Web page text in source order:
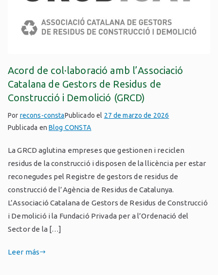
Acord de col·laboració amb l’Associació
Catalana de Gestors de Residus de
Construcció i Demolició (GRCD)
Por recons-constaPublicado el 27 de marzo de 2026
Publicada en Blog CONSTA
La GRCD aglutina empreses que gestionen i reciclen
residus de la construcció i disposen de la llicència per estar
reconegudes pel Registre de gestors de residus de
construcció de l’Agència de Residus de Catalunya.
L’Associació Catalana de Gestors de Residus de Construcció
i Demolició i la Fundació Privada per a l’Ordenació del
Sector de la […]
Leer más